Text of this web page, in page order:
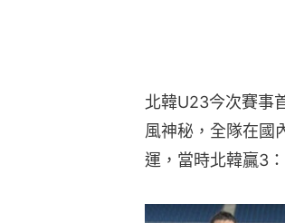
北韓U23今次賽事
風神秘，全隊在國
運，當時北韓贏3：